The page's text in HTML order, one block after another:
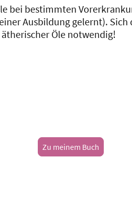
bei bestimmten
Ausbildung gelernt).
Öle notwendig!
Zu meinem Buch